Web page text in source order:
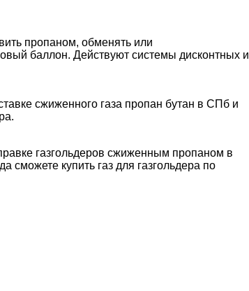
пропаном, обменять или
баллон. Действуют системы дисконтных и
сжиженного газа пропан бутан в СПб и
газгольдеров сжиженным пропаном в
купить газ для газгольдера по